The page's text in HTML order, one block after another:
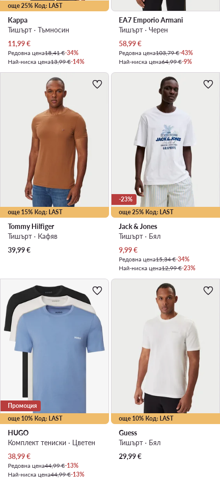
още 25% Код: LAST
Kappa
Тишърт · Тъмносин
Актуална цена
11,99€
Редовна цена18,41 €-34%
Най-ниска цена13,99 €-14%
EA7 Emporio Armani
Тишърт · Черен
Актуална цена
58,99€
Редовна цена103,79 €-43%
Най-ниска цена64,99 €-9%
още 15% Код: LAST
Tommy Hilfiger
Тишърт · Кафяв
39,99€
още 25% Код: LAST
-23%
Jack & Jones
Тишърт · Бял
Актуална цена
9,99€
Редовна цена15,34 €-34%
Най-ниска цена12,99 €-23%
още 10% Код: LAST
Промоция
HUGO
Комплект тениски · Цветен
Актуална цена
38,99€
Редовна цена44,99 €-13%
Най-ниска цена44,99 €-13%
още 10% Код: LAST
Guess
Тишърт · Бял
29,99€